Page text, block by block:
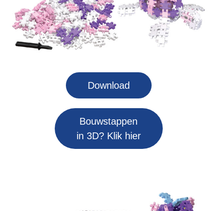
Download
Bouwstappen
in 3D? Klik hier